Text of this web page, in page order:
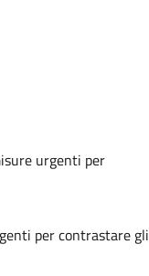
urgenti per
per contrastare gli